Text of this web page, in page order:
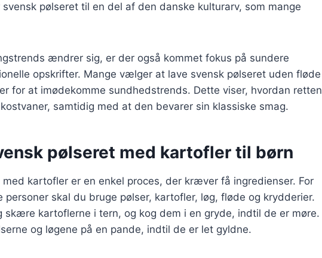
pølseret til en del af den danske kulturarv, som mange
ændrer sig, er der også kommet fokus på sundere
opskrifter. Mange vælger at lave svensk pølseret uden fløde
for at imødekomme sundhedstrends. Dette viser, hvordan retten
samtidig med at den bevarer sin klassiske smag.
pølseret med kartofler til børn
kartofler er en enkel proces, der kræver få ingredienser. For
personer skal du bruge pølser, kartofler, løg, fløde og krydderier.
kartoflerne i tern, og kog dem i en gryde, indtil de er møre.
og løgene på en pande, indtil de er let gyldne.